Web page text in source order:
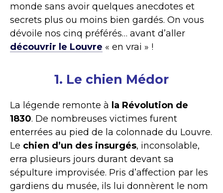
monde sans avoir quelques anecdotes et
secrets plus ou moins bien gardés. On vous
dévoile nos cinq préférés… avant d’aller
découvrir le Louvre « en vrai » !
1. Le chien Médor
La légende remonte à la Révolution de
1830. De nombreuses victimes furent
enterrées au pied de la colonnade du Louvre.
Le chien d’un des insurgés, inconsolable,
erra plusieurs jours durant devant sa
sépulture improvisée. Pris d’affection par les
gardiens du musée, ils lui donnèrent le nom